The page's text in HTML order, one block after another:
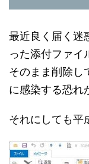
最近良く届く迷
った添付ファイ
そのまま削除し
に感染する恐れ
それにしても平